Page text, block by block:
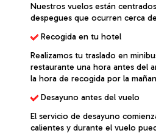
Nuestros vuelos están
despegues que ocurren cerca
Recogida en tu hotel
Realizamos tu traslado en
restaurante una hora antes del
la hora de recogida por la
Desayuno antes del vuelo
El servicio de desayuno
calientes y durante el vuelo